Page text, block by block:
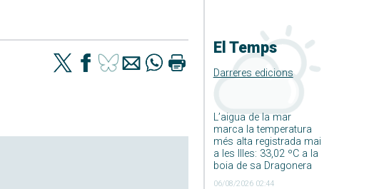
El Temps
Darreres edicions
L’aigua de la mar
marca la temperatura
més alta registrada mai
a les Illes: 33,02 ºC a la
boia de sa Dragonera
06/08/2026 02:44